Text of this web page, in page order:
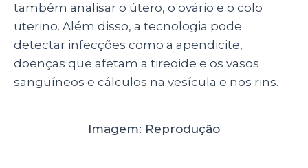
também analisar o útero, o ovário e o colo
uterino. Além disso, a tecnologia pode
detectar infecções como a apendicite,
doenças que afetam a tireoide e os vasos
sanguíneos e cálculos na vesícula e nos rins.
Imagem: Reprodução